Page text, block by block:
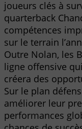
joueurs clés à
quarterback
compétences
sur le terrain
Outre Nolan, les
ligne offensive
créera des
Sur le plan
améliorer leur
performances